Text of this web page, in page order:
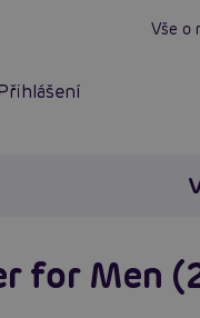
Vše o
for Men